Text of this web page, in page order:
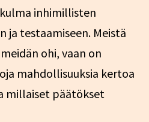
inhimillisten
ja testaamiseen. Meistä
ohi, vaan on
mahdollisuuksia kertoa
millaiset päätökset